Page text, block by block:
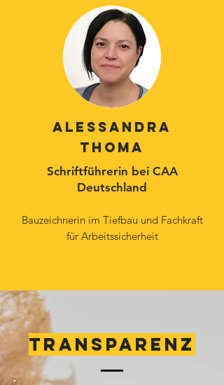
ALESSANDRA
THOMA
Schriftführerin bei CAA
Deutschland
Bauzeichnerin im Tiefbau und Fachkraft
für Arbeitssicherheit
TRANSPARENZ